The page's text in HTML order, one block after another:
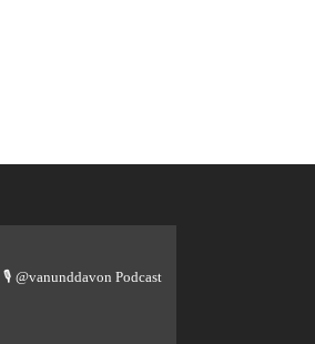
🎙️ @vanunddavon Podcast